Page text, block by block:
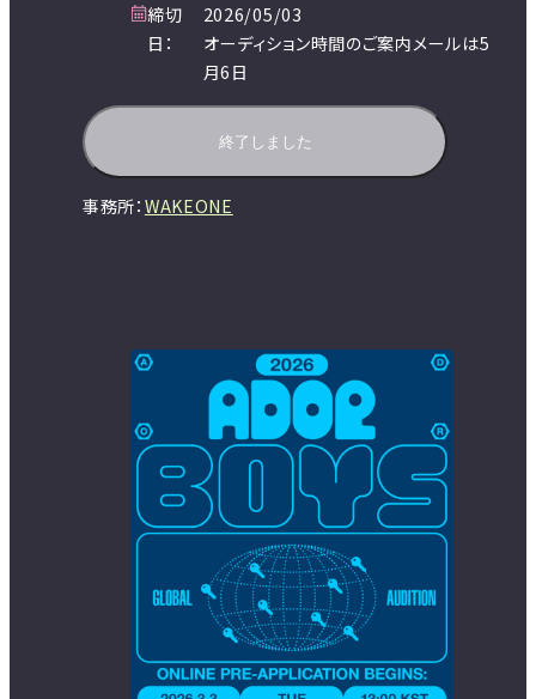
締切
日：
2026/05/03
オーディション時間のご案内メールは5
月6日
終了しました
事務所：WAKEONE